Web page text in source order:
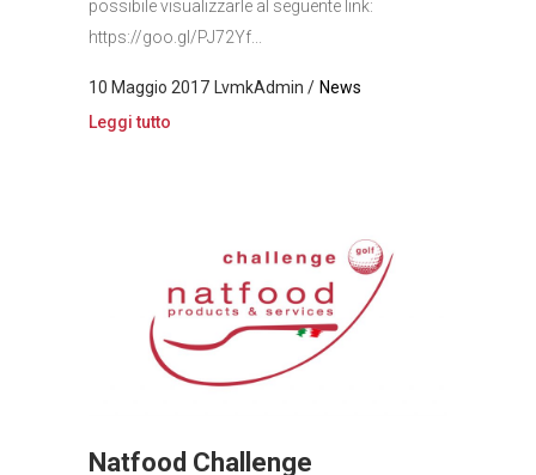
possibile visualizzarle al seguente link:
https://goo.gl/PJ72Yf...
10 Maggio 2017 LvmkAdmin
News
Leggi tutto
Natfood Challenge